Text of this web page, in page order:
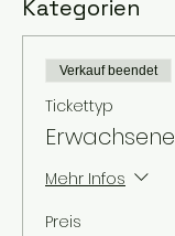
Kategorien
Verkauf beendet
Tickettyp
Erwachsene
Mehr Infos
Preis